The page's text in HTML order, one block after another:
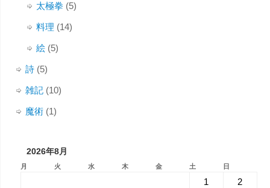
太極拳 (5)
料理 (14)
絵(5)
詩(5)
雑記(10)
魔術(1)
2026年8月
月 火 水 木 金 土 日
1
2